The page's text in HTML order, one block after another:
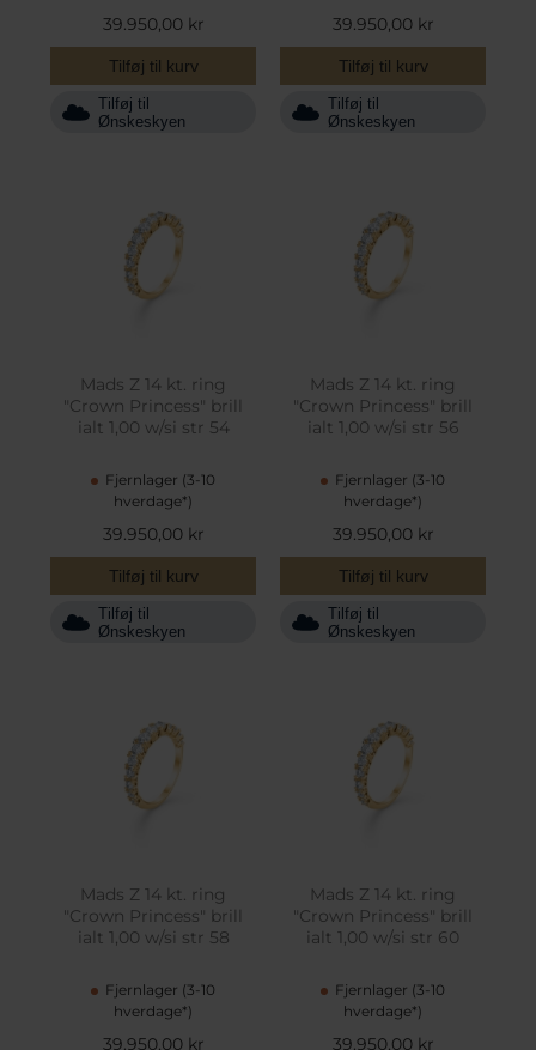
39.950,00 kr
Tilføj til kurv
Tilføj til
Ønskeskyen
39.950,00 kr
Tilføj til kurv
Tilføj til
Ønskeskyen
Mads Z 14 kt. ring
"Crown Princess" brill
ialt 1,00 w/si str 54
Fjernlager (3-10
hverdage*)
39.950,00 kr
Tilføj til kurv
Tilføj til
Ønskeskyen
Mads Z 14 kt. ring
"Crown Princess" brill
ialt 1,00 w/si str 56
Fjernlager (3-10
hverdage*)
39.950,00 kr
Tilføj til kurv
Tilføj til
Ønskeskyen
Mads Z 14 kt. ring
"Crown Princess" brill
ialt 1,00 w/si str 58
Fjernlager (3-10
hverdage*)
39.950,00 kr
Mads Z 14 kt. ring
"Crown Princess" brill
ialt 1,00 w/si str 60
Fjernlager (3-10
hverdage*)
39.950,00 kr